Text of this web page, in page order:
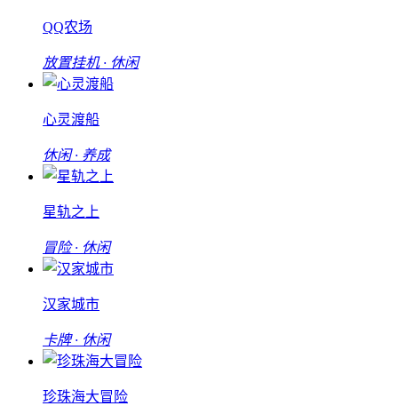
QQ农场
放置挂机 · 休闲
心灵渡船
休闲 · 养成
星轨之上
冒险 · 休闲
汉家城市
卡牌 · 休闲
珍珠海大冒险